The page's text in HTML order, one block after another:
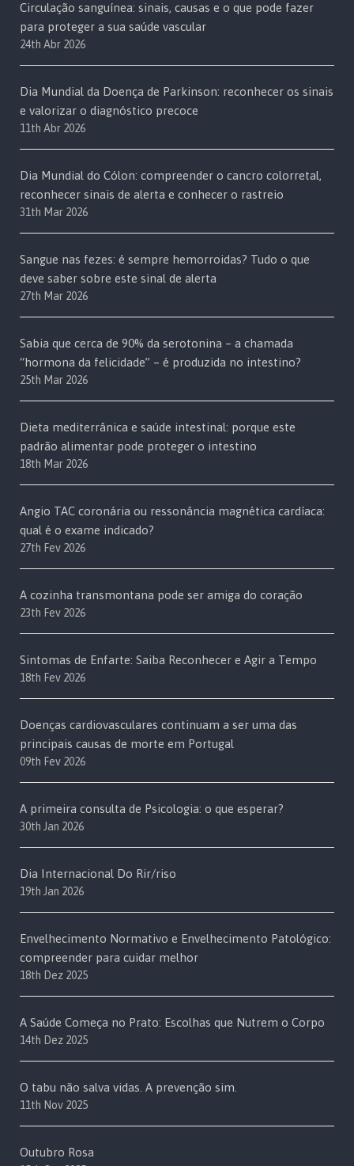
Circulação sanguínea: sinais, causas e o que pode fazer
para proteger a sua saúde vascular
24th Abr 2026
Dia Mundial da Doença de Parkinson: reconhecer os sinais
e valorizar o diagnóstico precoce
11th Abr 2026
Dia Mundial do Cólon: compreender o cancro colorretal,
reconhecer sinais de alerta e conhecer o rastreio
31th Mar 2026
Sangue nas fezes: é sempre hemorroidas? Tudo o que
deve saber sobre este sinal de alerta
27th Mar 2026
Sabia que cerca de 90% da serotonina – a chamada
“hormona da felicidade” – é produzida no intestino?
25th Mar 2026
Dieta mediterrânica e saúde intestinal: porque este
padrão alimentar pode proteger o intestino
18th Mar 2026
Angio TAC coronária ou ressonância magnética cardíaca:
qual é o exame indicado?
27th Fev 2026
A cozinha transmontana pode ser amiga do coração
23th Fev 2026
Sintomas de Enfarte: Saiba Reconhecer e Agir a Tempo
18th Fev 2026
Doenças cardiovasculares continuam a ser uma das
principais causas de morte em Portugal
09th Fev 2026
A primeira consulta de Psicologia: o que esperar?
30th Jan 2026
Dia Internacional Do Rir/riso
19th Jan 2026
Envelhecimento Normativo e Envelhecimento Patológico:
compreender para cuidar melhor
18th Dez 2025
A Saúde Começa no Prato: Escolhas que Nutrem o Corpo
14th Dez 2025
O tabu não salva vidas. A prevenção sim.
11th Nov 2025
Outubro Rosa